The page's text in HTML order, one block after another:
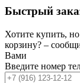
Быстрый
Хотите купить,
корзину? –
Вами
Введите номер